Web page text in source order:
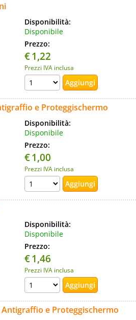
Disponibilità:
Disponibile
Prezzo:
€1,22
Prezzi IVA inclusa
e Proteggischermo
Disponibilità:
Disponibile
Prezzo:
€1,00
Prezzi IVA inclusa
Disponibilità:
Disponibile
Prezzo:
€1,46
Prezzi IVA inclusa
e Proteggischermo